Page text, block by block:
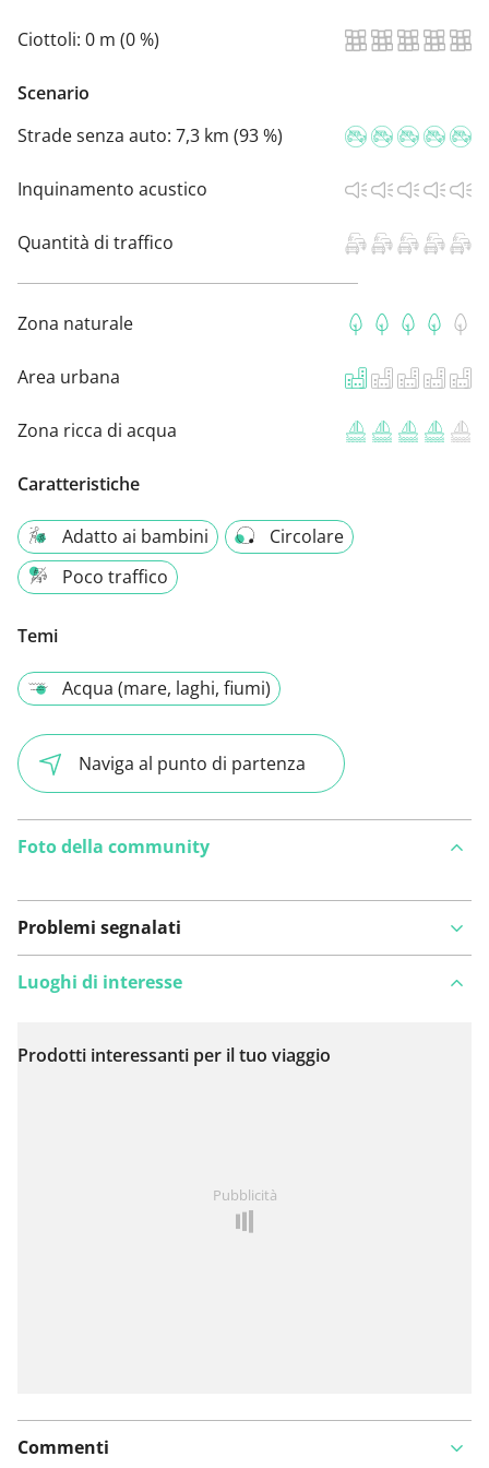
Ciottoli: 0 m (0 %)
Scenario
Strade senza auto: 7,3 km (93 %)
Inquinamento acustico
Quantità di traffico
Zona naturale
Area urbana
Zona ricca di acqua
Caratteristiche
Adatto ai bambini
Circolare
Poco traffico
Temi
Acqua (mare, laghi, fiumi)
Naviga al punto di partenza
Foto della community
Problemi segnalati
Visualizza sulla mappa
Luoghi di interesse
Prodotti interessanti per il tuo viaggio
Pubblicità
Commenti